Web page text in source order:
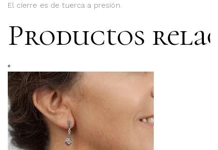
El cierre es de tuerca a presión.
Productos